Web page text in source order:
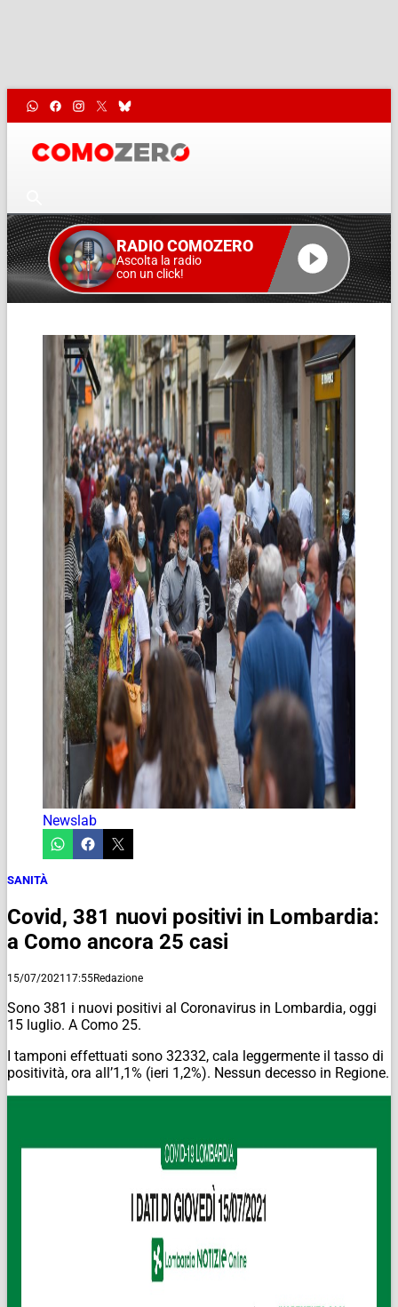
RADIO COMOZERO
Ascolta la radio
con un click!
Newslab
SANITÀ
Covid, 381 nuovi positivi in Lombardia:
a Como ancora 25 casi
15/07/2021 17:55Redazione
Sono 381 i nuovi positivi al Coronavirus in Lombardia, oggi
15 luglio. A Como 25.
I tamponi effettuati sono 32332, cala leggermente il tasso di
positività, ora all’1,1% (ieri 1,2%). Nessun decesso in Regione.